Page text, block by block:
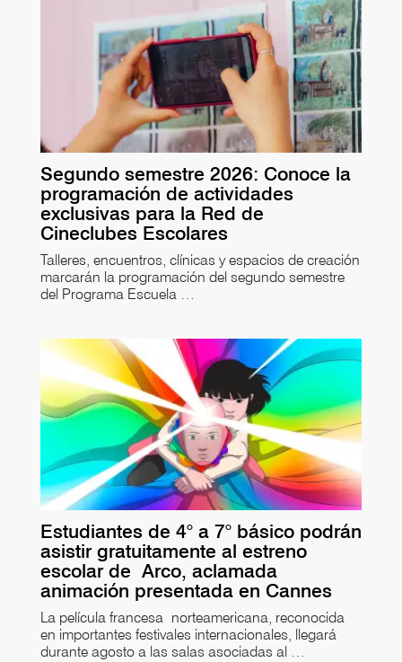
Segundo semestre 2026: Conoce la
programación de actividades
exclusivas para la Red de
Cineclubes Escolares
Talleres, encuentros, clínicas y espacios de creación
marcarán la programación del segundo semestre
del Programa Escuela …
Estudiantes de 4° a 7° básico podrán
asistir gratuitamente al estreno
escolar de Arco, aclamada
animación presentada en Cannes
La película francesa norteamericana, reconocida
en importantes festivales internacionales, llegará
durante agosto a las salas asociadas al …